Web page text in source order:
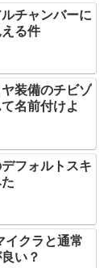
チャンバーに
る件
ヤ装備のチビゾ
名前付けよ
フォルトスキ
イクラと通常
い？